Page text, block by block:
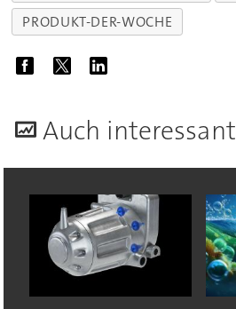
PRODUKT-DER-WOCHE
Auch interessant